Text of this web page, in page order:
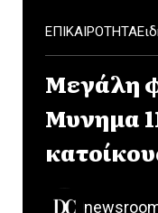
ΕΠΙΚΑΙΡΟΤΗΤΑ
Μεγάλη
Μυνημα